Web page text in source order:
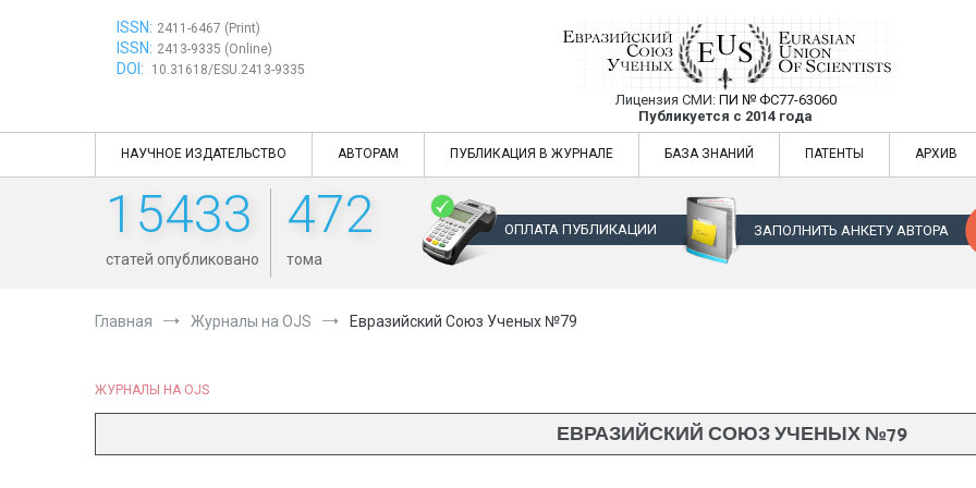
ISSN: 2411-6467 (Print)
ISSN: 2413-9335 (Online)
DOI: 10.31618/ESU.2413-9335
Евразийский Союз Ученых —
Лицензия СМИ: ПИ № ФС77-63060
Публикуется с 2014 года
Евразийский Союз Ученых — публикация научных статей в
НАУЧНОЕ ИЗДАТЕЛЬСТВО АВТОРАМ ПУБЛИКАЦИЯ В ЖУРНАЛЕ БАЗА ЗНАНИЙ ПАТЕНТЫ АРХИВ
15433
статей опубликовано
472
тома
ОПЛАТА ПУБЛИКАЦИИ ЗАПОЛНИТЬ АНКЕТУ АВТОРА
Главная Журналы на OJS Евразийский Союз Ученых №79
ЖУРНАЛЫ НА OJS
ЕВРАЗИЙСКИЙ СОЮЗ УЧЕНЫХ №79